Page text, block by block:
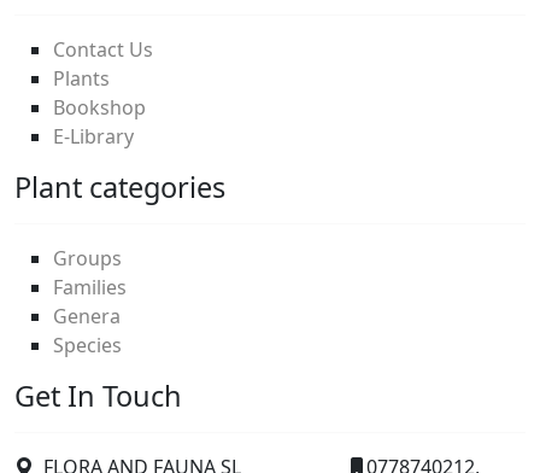
Contact Us
Plants
Bookshop
E-Library
Plant categories
Groups
Families
Genera
Species
Get In Touch
FLORA AND FAUNA SL 0778740212,